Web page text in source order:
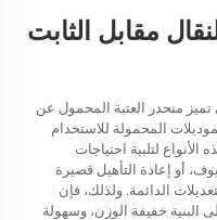
مقابل الثابت
تميز منحدر العتبة المحمول عن
المحمولة للاستخدام
لتلبية احتياجات
أو إعادة التأهيل قصيرة
الدائمة. ولذلك، فإن
البنية خفيفة الوزن، وسهولة